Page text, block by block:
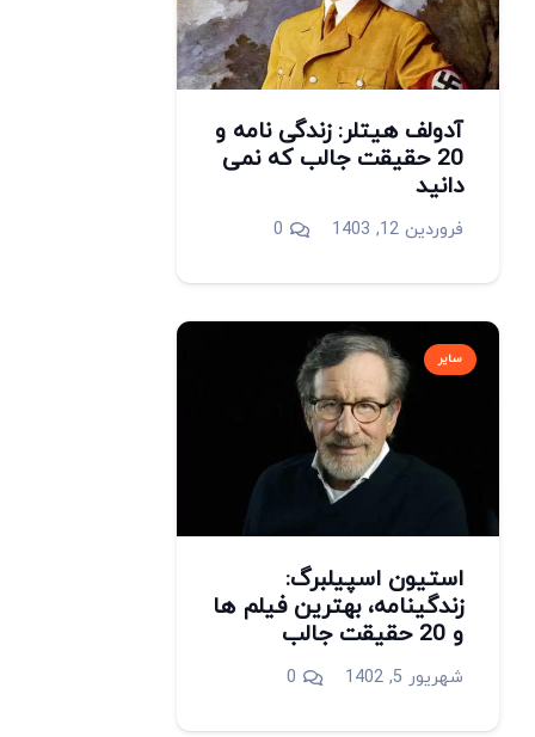
آدولف هیتلر: زندگی نامه و
20 حقیقت جالب که نمی
دانید
فروردین 12, 1403 0
سایر
استیون اسپیلبرگ:
زندگینامه، بهترین فیلم ها
و 20 حقیقت جالب
شهریور 5, 1402 0